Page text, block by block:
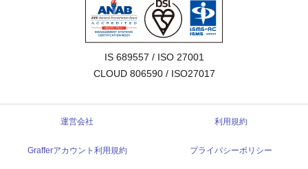
IS 689557 / ISO 27001
CLOUD 806590 / ISO27017
運営会社 利用規約
Grafferアカウント利用規約 プライバシーポリシー